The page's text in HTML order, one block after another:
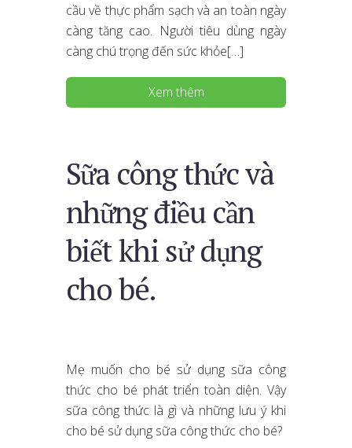
cầu về thực phẩm sạch và an toàn ngày
càng tăng cao. Người tiêu dùng ngày
càng chú trọng đến sức khỏe[…]
Xem thêm
Sữa công thức và
những điều cần
biết khi sử dụng
cho bé.
Mẹ muốn cho bé sử dụng sữa công
thức cho bé phát triển toàn diện. Vậy
sữa công thức là gì và những lưu ý khi
cho bé sử dụng sữa công thức cho bé?